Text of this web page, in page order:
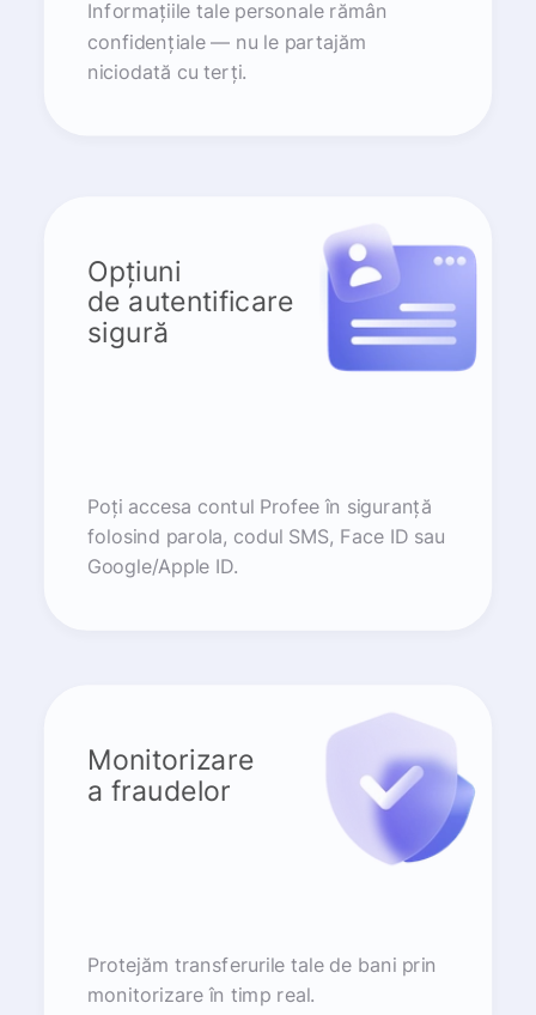
Informațiile tale personale rămân
confidențiale — nu le partajăm
niciodată cu terți.
Opțiuni
de autentificare
sigură
Poți accesa contul Profee în siguranță
folosind parola, codul SMS, Face ID sau
Google/Apple ID.
Monitorizare
a fraudelor
Protejăm transferurile tale de bani prin
monitorizare în timp real.